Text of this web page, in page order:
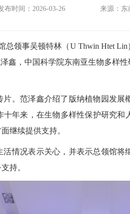
布时间：2026-03-26 来源：东
总领事吴顿特林（U Thwin Htet
鑫，中国科学院东南亚生物多样
。范泽鑫介绍了版纳植物园发
年来，在生物多样性保护研究
继续提供支持。
情况表示关心，并表示总领馆将
持。